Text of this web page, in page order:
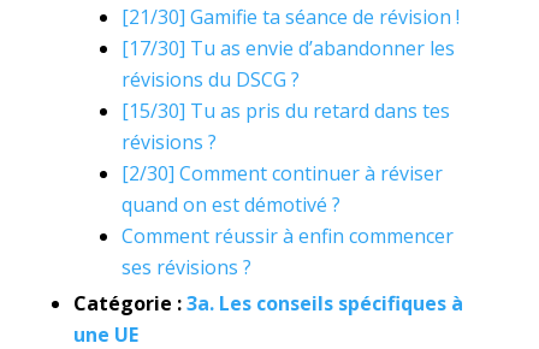
[21/30] Gamifie ta séance de révision !
[17/30] Tu as envie d’abandonner les
révisions du DSCG ?
[15/30] Tu as pris du retard dans tes
révisions ?
[2/30] Comment continuer à réviser
quand on est démotivé ?
Comment réussir à enfin commencer
ses révisions ?
Catégorie :3a. Les conseils spécifiques à
une UE